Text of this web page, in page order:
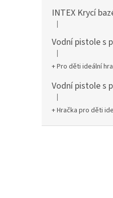
Hodnocení
|
Vodní pistole s
Hodnocení
|
+ Pro děti ideální
Hodnocení
|
+ Hračka pro děti